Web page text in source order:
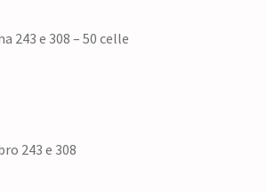
243 e 308 – 50 celle
243 e 308